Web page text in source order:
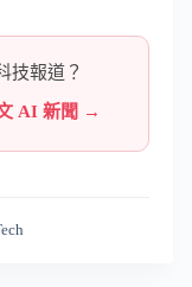
技報道？
AI 新聞 →